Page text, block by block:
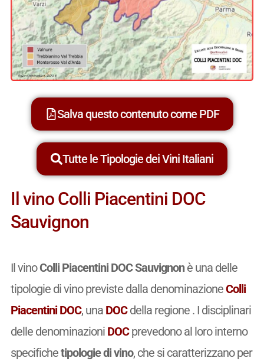
Salva questo contenuto come PDF
Tutte le Tipologie dei Vini Italiani
Il vino Colli Piacentini DOC
Sauvignon
Il vinoColli Piacentini DOC Sauvignonè una delle
tipologie di vino previste dalla denominazioneColli
Piacentini DOC, una DOCdella regione . I disciplinari
delle denominazioni DOCprevedono al loro interno
specifichetipologie di vino, che si caratterizzano per